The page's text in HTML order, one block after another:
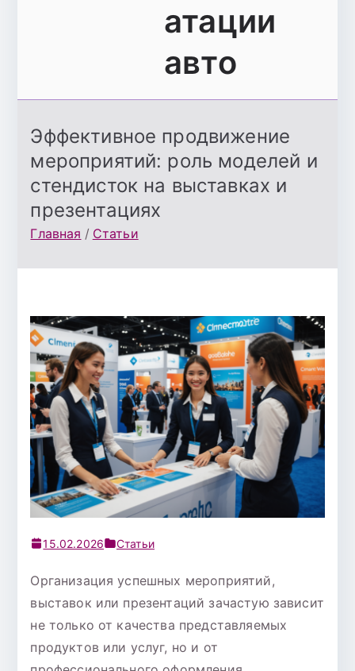
атации
авто
Эффективное продвижение
мероприятий: роль моделей и
стендисток на выставках и
презентациях
Главная Статьи
15.02.2026 Статьи
Организация успешных мероприятий,
выставок или презентаций зачастую зависит
не только от качества представляемых
продуктов или услуг, но и от